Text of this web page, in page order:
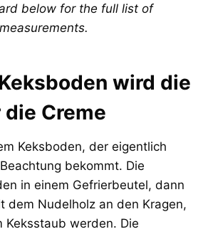
below for the full list of
wird die
Creme
Keksboden, der eigentlich
bekommt. Die
in einem Gefrierbeutel, dann
dem Nudelholz an den Kragen,
Keksstaub werden. Die